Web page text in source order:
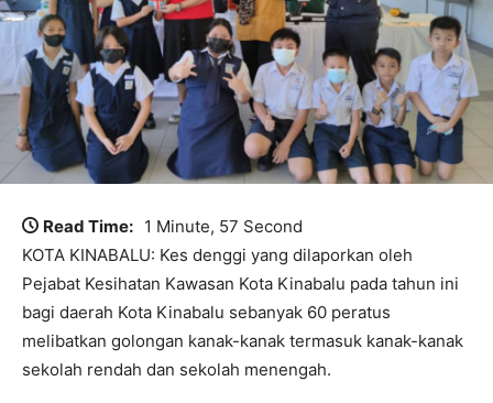
Read Time: 1 Minute, 57 Second
KOTA KINABALU: Kes denggi yang dilaporkan oleh
Pejabat Kesihatan Kawasan Kota Kinabalu pada tahun ini
bagi daerah Kota Kinabalu sebanyak 60 peratus
melibatkan golongan kanak-kanak termasuk kanak-kanak
sekolah rendah dan sekolah menengah.